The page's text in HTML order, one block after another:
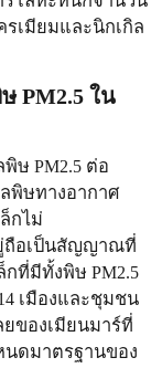
เมียมและนิกเกิล
PM2.5 ใน
ษ PM2.5 ต่อ
พิษทางอากาศ
กไม่
ยู่ถือเป็นสัญญาณที่
ที่มีทั้งพิษ PM2.5
เมืองและชุมชน
ของเมียนมาร์ที่
นดมาตรฐานของ